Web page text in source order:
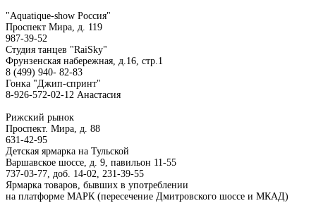
"Aquatique-show Россия"
Проспект Мира, д. 119
987-39-52
Студия танцев "RaiSky"
Фрунзенская набережная, д.16, стр.1
8 (499) 940- 82-83
Гонка "Джип-спринт"
8-926-572-02-12 Анастасия
Рижский рынок
Проспект. Мира, д. 88
631-42-95
Детская ярмарка на Тульской
Варшавское шоссе, д. 9, павильон 11-55
737-03-77, доб. 14-02, 231-39-55
Ярмарка товаров, бывших в употреблении
на платформе МАРК (пересечение Дмитровского шоссе и МКАД)